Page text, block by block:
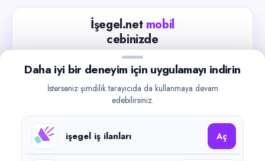
İşegel.net mobil
cebinizde
Güncel iş ilanlarını takip edin, işverenlerle hızlıca
iletişime geçin.
Google Play
Daha iyi bir deneyim için uygulamayı indirin
İsterseniz şimdilik tarayıcıda da kullanmaya devam
edebilirsiniz.
işegel iş ilanları Aç